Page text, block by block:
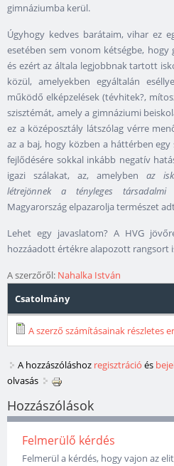
gimnáziumba kerül.
Úgyhogy kedves barátaim, vihar ez
esetében sem vonom kétségbe, hogy
és ezért az általa legjobbnak tartott
közül, amelyekben egyáltalán
működő elképzelések (tévhitek?,
szisztémát, amely a gimnáziumi
ez a középosztály látszólag vérre
az a baj, hogy közben a háttérben
fejlődésére sokkal inkább negatív
igazi szálakat, az, amelyben az
létrejönnek a tényleges társadalmi
Magyarország elpazarolja természet
Lehet egy javaslatom? A HVG
hozzáadott értékre alapozott rangsort
A szerzőről: Nahalka István
Csatolmány
A szerző számításainak részletes
A hozzászóláshoz regisztráció és
olvasás
Hozzászólások
Felmerülő kérdés
Felmerül a kérdés, hogy vajon az